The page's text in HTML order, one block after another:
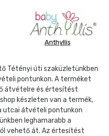
Anthyllis
Tétényi úti szaküzletünkben
pontunkon. A terméket
átvételre és értesítést
készleten van a termék,
utcai átvételi pontunkon
leghamarabb a
vehető át. Az értesítést